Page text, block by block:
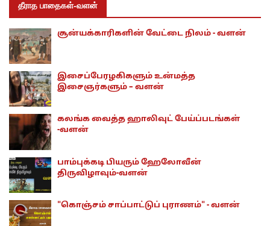
தீராத பாதைகள்-வளன்
சூன்யக்காரிகளின் வேட்டை நிலம் - வளன்
இசைப்பேரழகிகளும் உன்மத்த
இசைஞர்களும் – வளன்
கலங்க வைத்த ஹாலிவுட் பேய்ப்படங்கள்
-வளன்
பாம்புக்கடி பியரும் ஹேலோவீன்
திருவிழாவும்-வளன்
"கொஞ்சம் சாப்பாட்டுப் புராணம்" - வளன்